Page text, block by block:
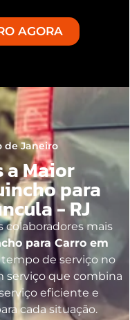
AGORA
de Janeiro
a Maior
para
- RJ
colaboradores mais
para Carro em
de serviço no
serviço que combina
eficiente e
cada situação.